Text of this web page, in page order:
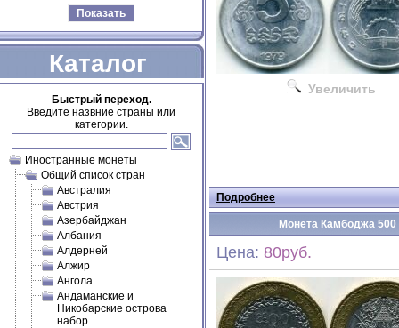
Показать
Каталог
Быстрый переход.
Введите назвние страны или
категории.
Иностранные монеты
Общий список стран
Австралия
Австрия
Азербайджан
Албания
Алдерней
Алжир
Ангола
Андаманские и
Никобарские острова
набор
Увеличить
Подробнее
Монета Камбоджа 500
Цена: 80руб.